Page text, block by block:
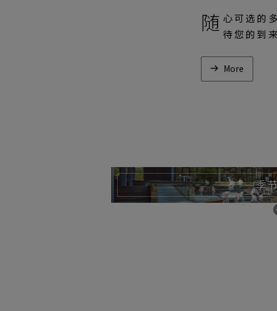
随 心可选的
待您的到来
More
季